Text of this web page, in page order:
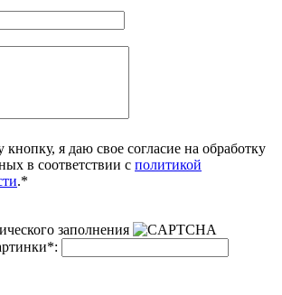
я даю свое согласие на обработку
в соответствии с политикой
.*
заполнения
*: